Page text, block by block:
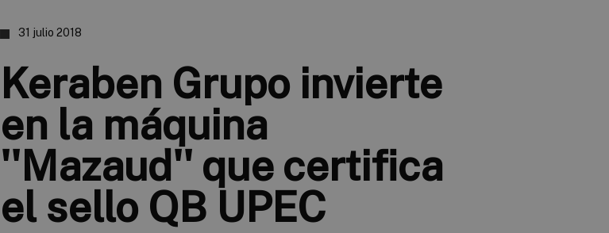
31 julio 2018
Keraben Grupo invierte
en la máquina
''Mazaud'' que certifica
el sello QB UPEC